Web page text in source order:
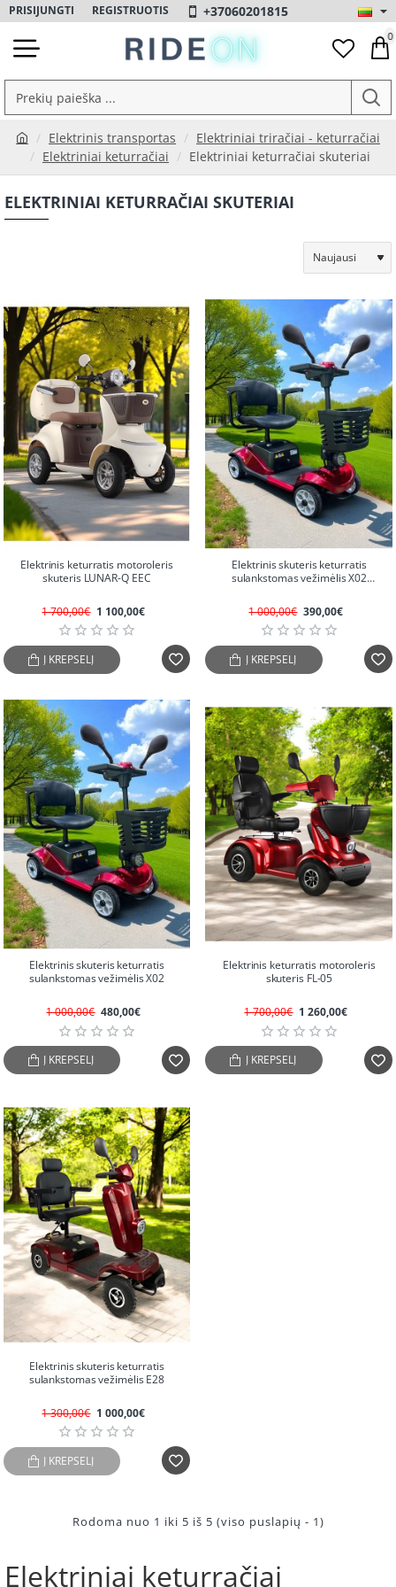
PRISIJUNGTI REGISTRUOTIS +37060201815
0
Prekių
e
Elektrinis transportas
Elektriniai triračiai - keturračiai
Elektriniai keturračiai
Elektriniai keturračiai skuteriai
ELEKTRINIAI KETURRAČIAI SKUTERIAI
-35%
Elektrinis keturratis motoroleris
skuteris LUNAR-Q EEC
1 100,00€
1 700,00€
Į KREPŠELĮ
-61%
Elektrinis skuteris keturratis
sulankstomas vežimėlis X02
390,00€
1 000,00€
Į KREPŠELĮ
-52%
Elektrinis skuteris keturratis
sulankstomas vežimėlis X02
480,00€
1 000,00€
Į KREPŠELĮ
-26%
Elektrinis keturratis motoroleris
skuteris FL-05
1 260,00€
1 700,00€
Į KREPŠELĮ
-23%
IŠPARDUOTA
Elektrinis skuteris keturratis
sulankstomas vežimėlis E28
1 000,00€
1 300,00€
Į KREPŠELĮ
Rodoma nuo 1 iki 5 iš 5 (viso puslapių - 1)
Elektriniai keturračiai